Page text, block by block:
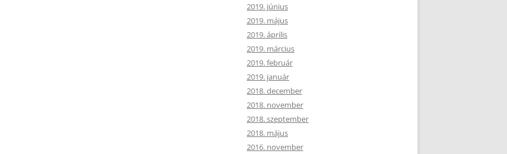
2019. június
2019. május
2019. április
2019. március
2019. február
2019. január
2018. december
2018. november
2018. szeptember
2018. május
2016. november